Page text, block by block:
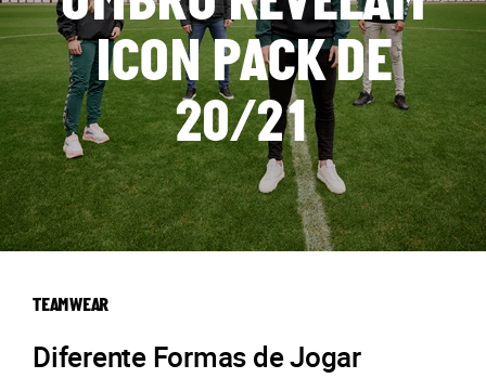
ICON PACK DE
20/21
TEAMWEAR
Diferente Formas de Jogar